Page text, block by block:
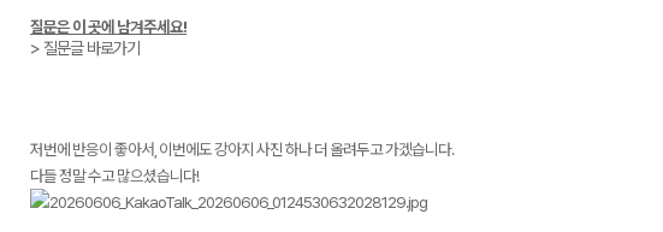
질문은 이 곳에 남겨주세요!
> 질문글 바로가기
저번에 반응이 좋아서, 이번에도 강아지 사진 하나 더 올려두고 가겠습니다.
다들 정말 수고 많으셨습니다!